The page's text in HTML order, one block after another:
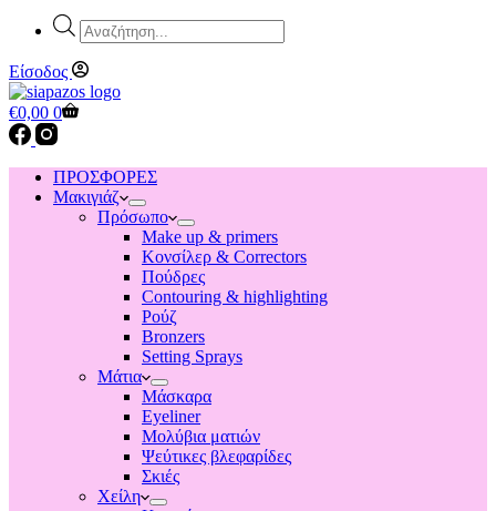
Products
search
Είσοδος
Shopping
cart
€0,00 0
ΠΡΟΣΦΟΡΕΣ
Μακιγιάζ
Πρόσωπο
Make up & primers
Κονσίλερ & Correctors
Πούδρες
Contouring & highlighting
Ρούζ
Bronzers
Setting Sprays
Μάτια
Μάσκαρα
Eyeliner
Μολύβια ματιών
Ψεύτικες βλεφαρίδες
Σκιές
Χείλη